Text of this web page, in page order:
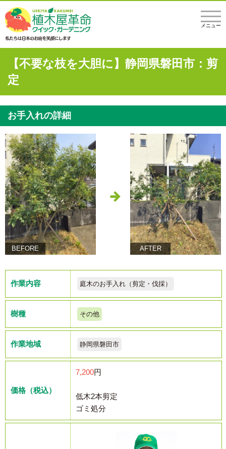
メニュー
【不要な枝を大胆に】静岡県磐田市：剪
定
お手入れの詳細
BEFORE AFTER
作業内容 庭木のお手入れ（剪定・伐採）
樹種 その他
作業地域 静岡県磐田市
価格（税込）
7,200円
低木2本剪定
ゴミ処分